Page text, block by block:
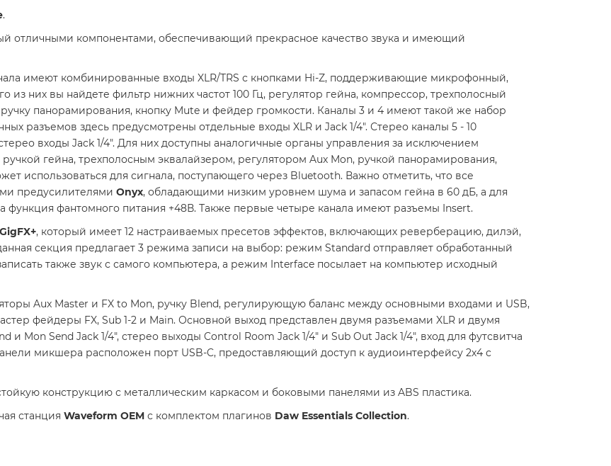
.
отличными компонентами, обеспечивающий прекрасное качество звука и имеющий
имеют комбинированные входы XLR/TRS с кнопками Hi-Z, поддерживающие микрофонный,
них вы найдете фильтр нижних частот 100 Гц, регулятор гейна, компрессор, трехполосный
панорамирования, кнопку Mute и фейдер громкости. Каналы 3 и 4 имеют такой же набор
разъемов здесь предусмотрены отдельные входы XLR и Jack 1/4". Стерео каналы 5 - 10
входы Jack 1/4". Для них доступны аналогичные органы управления за исключением
ручкой гейна, трехполосным эквалайзером, регулятором Aux Mon, ручкой панорамирования,
использоваться для сигнала, поступающего через Bluetooth. Важно отметить, что все
предусилителями Onyx, обладающими низким уровнем шума и запасом гейна в 60 дБ, а для
фантомного питания +48В. Также первые четыре канала имеют разъемы Insert.
GigFX+, который имеет 12 настраиваемых пресетов эффектов, включающих реверберацию, дилэй,
секция предлагает 3 режима записи на выбор: режим Standard отправляет обработанный
также звук с самого компьютера, а режим Interface посылает на компьютер исходный
Aux Master и FX to Mon, ручку Blend, регулирующую баланс между основными входами и USB,
фейдеры FX, Sub 1-2 и Main. Основной выход представлен двумя разъемами XLR и двумя
и Mon Send Jack 1/4", стерео выходы Control Room Jack 1/4" и Sub Out Jack 1/4", вход для футсвитча
микшера расположен порт USB-C, предоставляющий доступ к аудиоинтерфейсу 2х4 с
конструкцию с металлическим каркасом и боковыми панелями из ABS пластика.
станция Waveform OEM с комплектом плагинов Daw Essentials Collection.